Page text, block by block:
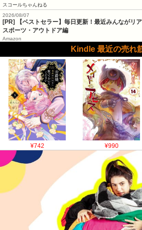
スコールちゃんねる
2026/08/07
[PR] 【ベストセラー】毎日更新！最近みんながリ
スポーツ・アウトドア編
Amazon
Kindle 最近の売れ
¥742 ¥990